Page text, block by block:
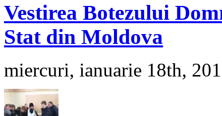
Vestirea Botezului
Stat din Moldova
miercuri, ianuarie 18th,